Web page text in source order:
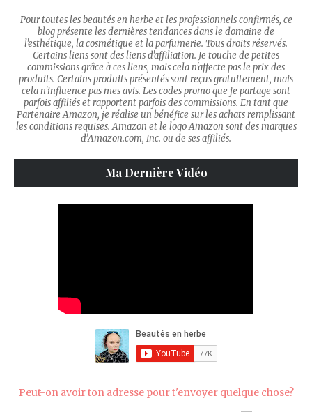
Pour toutes les beautés en herbe et les professionnels confirmés, ce
blog présente les dernières tendances dans le domaine de
l'esthétique, la cosmétique et la parfumerie. Tous droits réservés.
Certains liens sont des liens d'affiliation. Je touche de petites
commissions grâce à ces liens, mais cela n'affecte pas le prix des
produits. Certains produits présentés sont reçus gratuitement, mais
cela n'influence pas mes avis. Les codes promo que je partage sont
parfois affiliés et rapportent parfois des commissions. En tant que
Partenaire Amazon, je réalise un bénéfice sur les achats remplissant
les conditions requises. Amazon et le logo Amazon sont des marques
d’Amazon.com, Inc. ou de ses affiliés.
Ma Dernière Vidéo
Peut-on avoir ton adresse pour t'envoyer quelque chose?